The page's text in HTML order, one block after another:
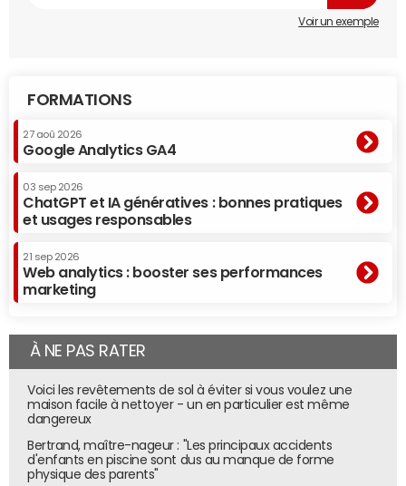
Voir un exemple
FORMATIONS
27 aoû 2026
Google Analytics GA4
03 sep 2026
ChatGPT et IA génératives : bonnes pratiques
et usages responsables
21 sep 2026
Web analytics : booster ses performances
marketing
À NE PAS RATER
Voici les revêtements de sol à éviter si vous voulez une
maison facile à nettoyer - un en particulier est même
dangereux
Bertrand, maître-nageur : "Les principaux accidents
d'enfants en piscine sont dus au manque de forme
physique des parents"